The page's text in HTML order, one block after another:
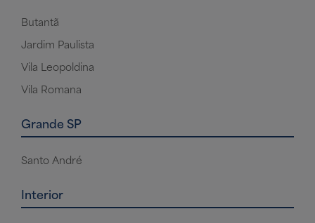
Butantã
Jardim Paulista
Vila Leopoldina
Vila Romana
Grande SP
Santo André
Interior